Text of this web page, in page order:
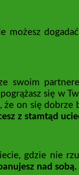
możesz
swoim
się w
że on się dobrze
z stamtąd
gdzie nie
nad